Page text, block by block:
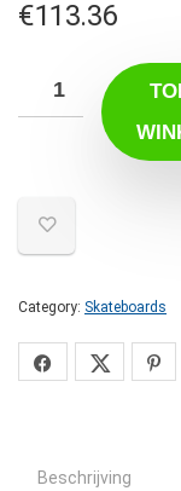
€113.36
Category: Skateboards
Beschrijving